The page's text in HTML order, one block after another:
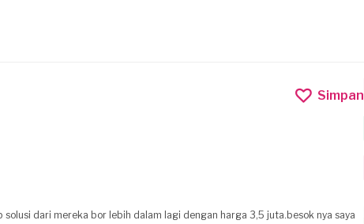
Simpan
dari mereka bor lebih dalam lagi dengan harga 3,5 juta.besok nya saya